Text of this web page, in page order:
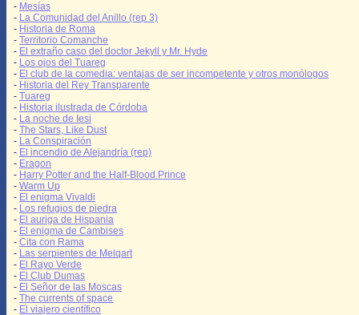
- Mesías
- La Comunidad del Anillo (rep 3)
- Historia de Roma
- Territorio Comanche
- El extraño caso del doctor Jekyll y Mr. Hyde
- Los ojos del Tuareg
- El club de la comedia: ventajas de ser incompetente y otros monólogos
- Historia del Rey Transparente
- Tuareg
- Historia ilustrada de Córdoba
- La noche de Iesi
- The Stars, Like Dust
- La Conspiración
- El incendio de Alejandría (rep)
- Eragon
- Harry Potter and the Half-Blood Prince
- Warm Up
- El enigma Vivaldi
- Los refugios de piedra
- El auriga de Hispania
- El enigma de Cambises
- Cita con Rama
- Las serpientes de Melqart
- El Rayo Verde
- El Club Dumas
- El Señor de las Moscas
- The currents of space
- El viajero científico